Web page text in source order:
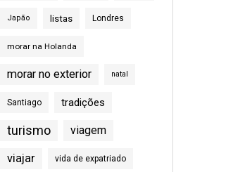
Japão listas Londres
morar na Holanda
morar no exterior natal
Santiago tradições
turismo viagem
viajar vida de expatriado